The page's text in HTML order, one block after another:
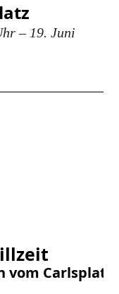
– 19. Juni
Carlsplatz